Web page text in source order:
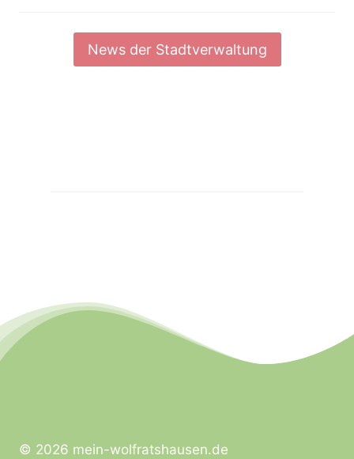
News der Stadtverwaltung
© 2026 mein-wolfratshausen.de